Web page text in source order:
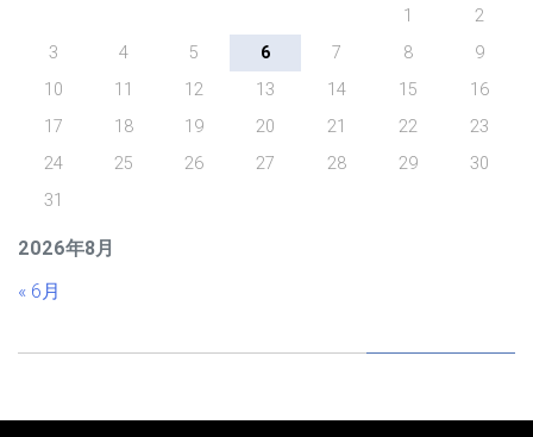
2026年8月
1
2
3
4 5 6 7 8
9
10
11 12 13 14 15
16
17
18 19 20 21 22
23
24
25 26 27 28 29
30
31
« 6月